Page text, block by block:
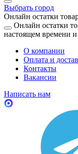
Выбрать город
Онлайн остатки
Онлайн остатки
настоящем времени и
О компании
Оплата и
Контакты
Вакансии
Написать нам